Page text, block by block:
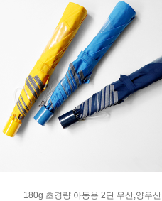
180g 초경량 아동용 2단 우산,양우산